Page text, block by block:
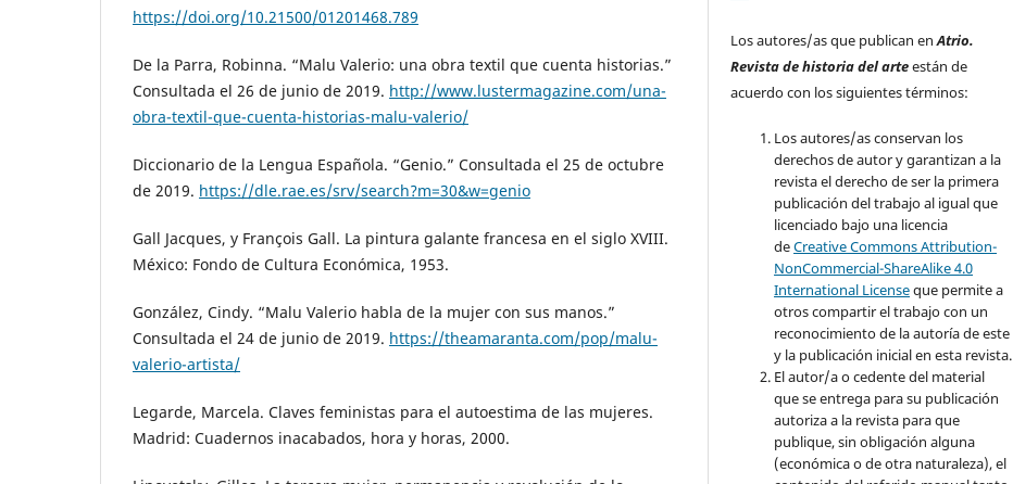
https://doi.org/10.21500/01201468.789
De la Parra, Robinna. “Malu Valerio: una obra textil que cuenta historias.”
Consultada el 26 de junio de 2019. http://www.lustermagazine.com/una-
obra-textil-que-cuenta-historias-malu-valerio/
Diccionario de la Lengua Española. “Genio.” Consultada el 25 de octubre
de 2019. https://dle.rae.es/srv/search?m=30&w=genio
Gall Jacques, y François Gall. La pintura galante francesa en el siglo XVIII.
México: Fondo de Cultura Económica, 1953.
González, Cindy. “Malu Valerio habla de la mujer con sus manos.”
Consultada el 24 de junio de 2019. https://theamaranta.com/pop/malu-
valerio-artista/
Legarde, Marcela. Claves feministas para el autoestima de las mujeres.
Madrid: Cuadernos inacabados, hora y horas, 2000.
Los autores/as que publican enAtrio.
Revista de historia del arteestán de
acuerdo con los siguientes términos:
Los autores/as conservan los
derechos de autor y garantizan a la
revista el derecho de ser la primera
publicación del trabajo al igual que
licenciado bajo una licencia
deCreative Commons Attribution-
NonCommercial-ShareAlike 4.0
International Licenseque permite a
otros compartir el trabajo con un
reconocimiento de la autoría de este
y la publicación inicial en esta revista.
El autor/a o cedente del material
que se entrega para su publicación
autoriza a la revista para que
publique, sin obligación alguna
(económica o de otra naturaleza), el